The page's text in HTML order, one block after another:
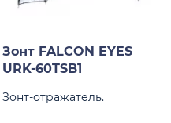
Зонт FALCON EYES
URK-60TSB1
Зонт-отражатель.